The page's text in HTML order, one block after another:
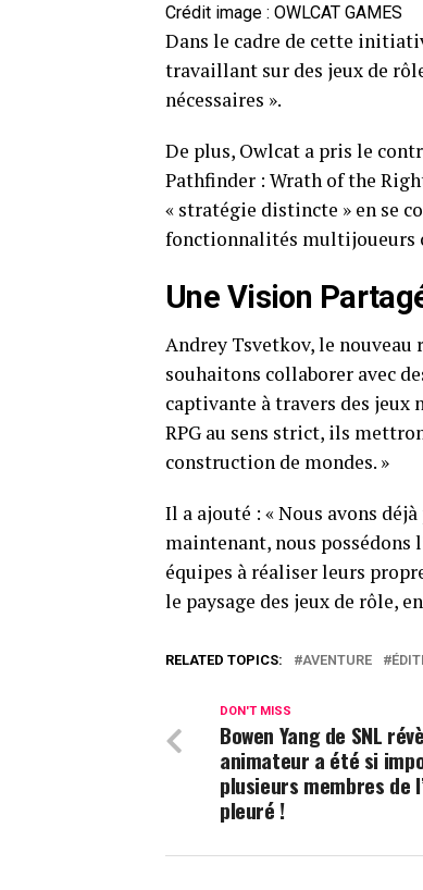
Crédit image : OWLCAT GAMES
Dans le cadre de cette
travaillant sur des jeux de
nécessaires ».
De plus, Owlcat a pris le
Pathfinder : Wrath of the
« stratégie distincte » en se
fonctionnalités multijoueurs
Une Vision
Andrey Tsvetkov, le nouveau
souhaitons collaborer avec
captivante à travers des jeux
RPG au sens strict, ils
construction de mondes. »
Il a ajouté : « Nous avons
maintenant, nous possédons
équipes à réaliser leurs
le paysage des jeux de rôle,
RELATED TOPICS: AVENTURE
DON'T MISS
Bowen Yang de SNL
animateur a été si
plusieurs membres de
pleuré !